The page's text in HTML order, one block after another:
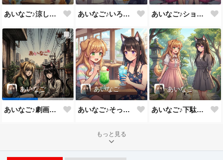
あいなご♪涼しくてかき氷って好き💕 あいなご♪いろんな味のかき氷💕 あいなご♪ショ－トも似合うよね💕
あいなご
あいなご♪劇画って雰囲気違うよね💦
あいなご
あいなご♪そっちも美味しそう💕
あいなご
あいなご♪下駄って音色が良いね💕
もっと見る